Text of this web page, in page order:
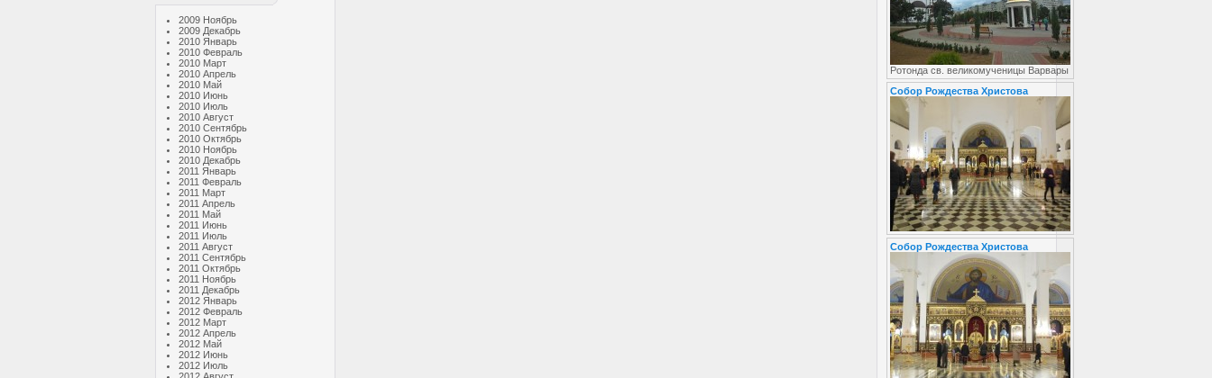
2009 Ноябрь
2009 Декабрь
2010 Январь
2010 Февраль
2010 Март
2010 Апрель
2010 Май
2010 Июнь
2010 Июль
2010 Август
2010 Сентябрь
2010 Октябрь
2010 Ноябрь
2010 Декабрь
2011 Январь
2011 Февраль
2011 Март
2011 Апрель
2011 Май
2011 Июнь
2011 Июль
2011 Август
2011 Сентябрь
2011 Октябрь
2011 Ноябрь
2011 Декабрь
2012 Январь
2012 Февраль
2012 Март
2012 Апрель
2012 Май
2012 Июнь
2012 Июль
Ротонда св. великомученицы Варвары
Собор Рождества Христова
Собор Рождества Христова